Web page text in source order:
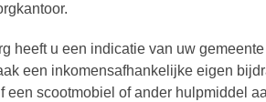
heeft u een indicatie van uw
een inkomensafhankelijke eigen
een scootmobiel of ander hulpmiddel